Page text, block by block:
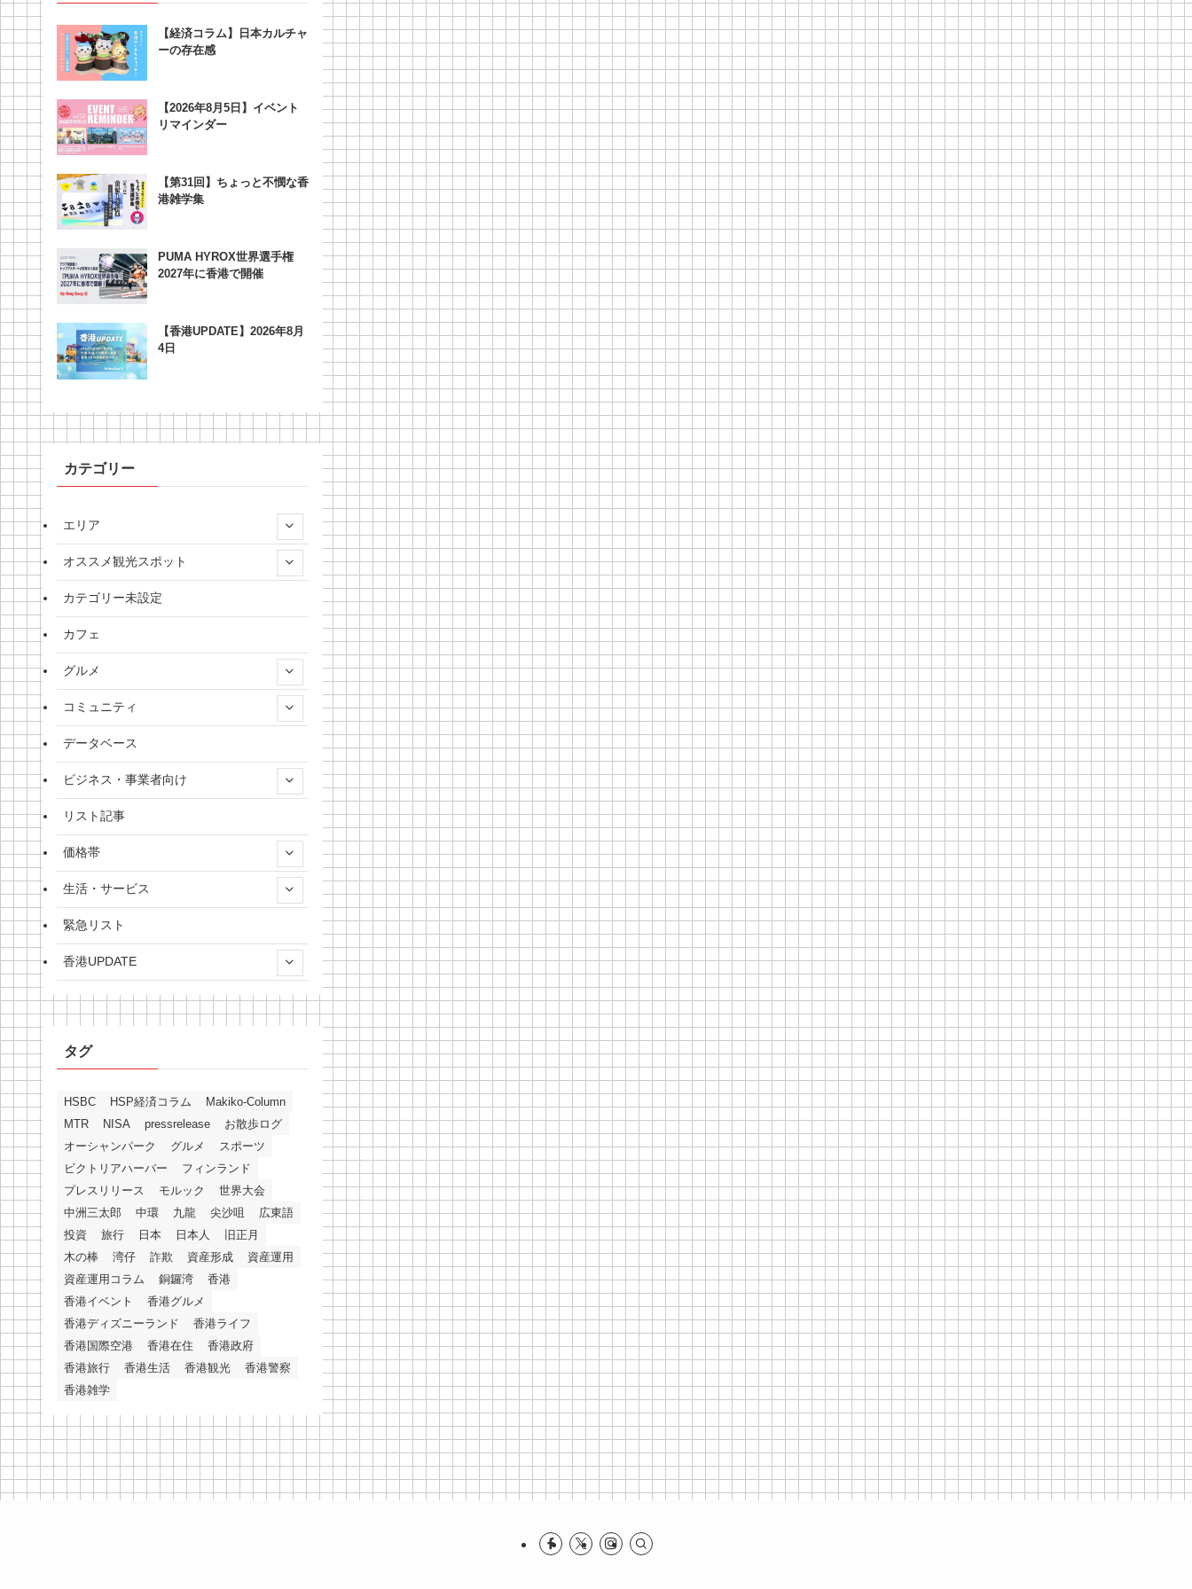
【経済コラム】日本カルチャ
ーの存在感
【2026年8月5日】イベント
リマインダー
【第31回】ちょっと不憫な香
港雑学集
PUMA HYROX世界選手権
2027年に香港で開催
【香港UPDATE】2026年8月
4日
カテゴリー
エリア
オススメ観光スポット
カテゴリー未設定
カフェ
グルメ
コミュニティ
データベース
ビジネス・事業者向け
リスト記事
価格帯
生活・サービス
緊急リスト
香港UPDATE
タグ
HSBC HSP経済コラム
Makiko-Column
MTR
NISA pressrelease
お散歩ログ
オーシャンパーク
グルメ
スポーツ
ビクトリアハーバー
フィンランド
プレスリリース
モルック
世界大会
中洲三太郎
中環 九龍 尖沙咀
広東語
投資
旅行 日本 日本人
旧正月
木の棒
湾仔 詐欺 資産形成
資産運用
資産運用コラム
銅鑼湾
香港
香港イベント
香港グルメ
香港ディズニーランド
香港ライフ
香港国際空港
香港在住
香港政府
香港旅行
香港生活 香港観光
香港警察
香港雑学